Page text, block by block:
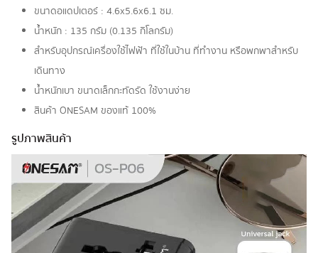
ขนาดอแดปเตอร์ : 4.6x5.6x6.1 ซม.
น้ำหนัก : 135 กรัม (0.135 กิโลกรัม)
สำหรับอุปกรณ์เครื่องใช้ไฟฟ้า ที่ใช้ในบ้าน ที่ทำงาน หรือพกพาสำหรับ
เดินทาง
น้ำหนักเบา ขนาดเล็กกะทัดรัด ใช้งานง่าย
สินค้า ONESAM ของแท้ 100%
รูปภาพสินค้า